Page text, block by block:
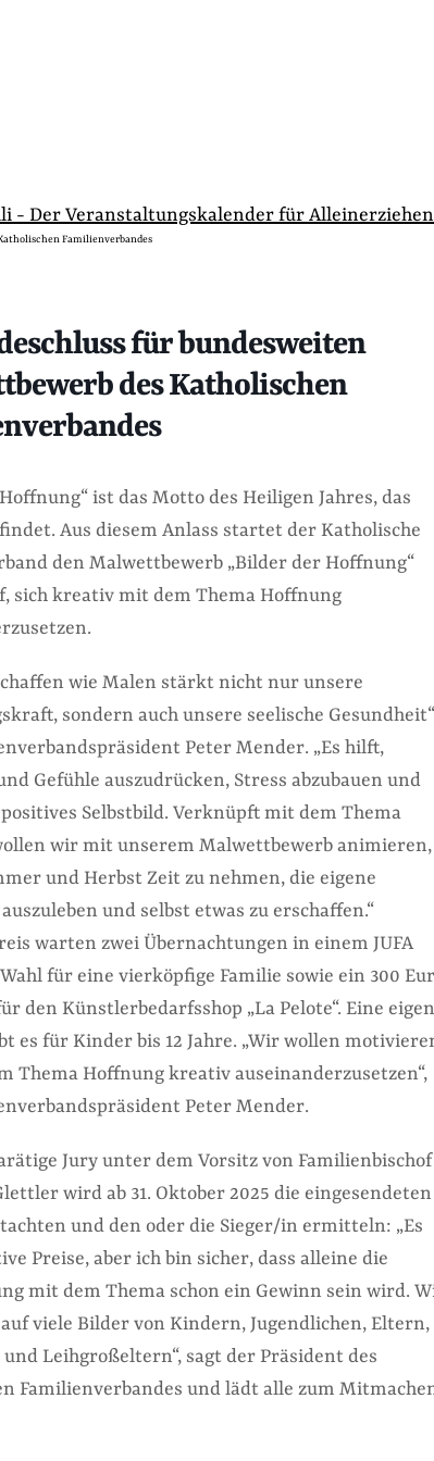
- Der Veranstaltungskalender für
Familienverbandes
für bundesweiten
des Katholischen
ist das Motto des Heiligen Jahres, das
Aus diesem Anlass startet der Katholische
den Malwettbewerb „Bilder der Hoffnung“
sich kreativ mit dem Thema Hoffnung
wie Malen stärkt nicht nur unsere
sondern auch unsere seelische
Peter Mender. „Es hilft,
Gefühle auszudrücken, Stress abzubauen und
Selbstbild. Verknüpft mit dem Thema
wir mit unserem Malwettbewerb animieren,
und Herbst Zeit zu nehmen, die eigene
und selbst etwas zu erschaffen.“
warten zwei Übernachtungen in einem JUFA
für eine vierköpfige Familie sowie ein 300
den Künstlerbedarfsshop „La Pelote“. Eine
es für Kinder bis 12 Jahre. „Wir wollen
Thema Hoffnung kreativ auseinanderzusetzen“,
Peter Mender.
Jury unter dem Vorsitz von Familienbischof
wird ab 31. Oktober 2025 die eingesendeten
und den oder die Sieger/in ermitteln: „Es
Preise, aber ich bin sicher, dass alleine die
mit dem Thema schon ein Gewinn sein wird.
viele Bilder von Kindern, Jugendlichen, Eltern,
Leihgroßeltern“, sagt der Präsident des
Familienverbandes und lädt alle zum